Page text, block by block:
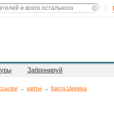
Забронируй
→ карты → Карта Цюриха